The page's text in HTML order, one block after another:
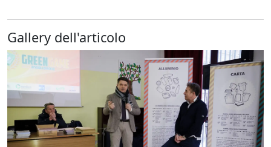
Gallery dell'articolo